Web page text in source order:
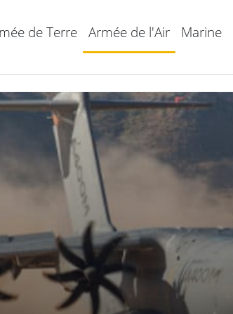
de Terre Armée de l'Air Marine